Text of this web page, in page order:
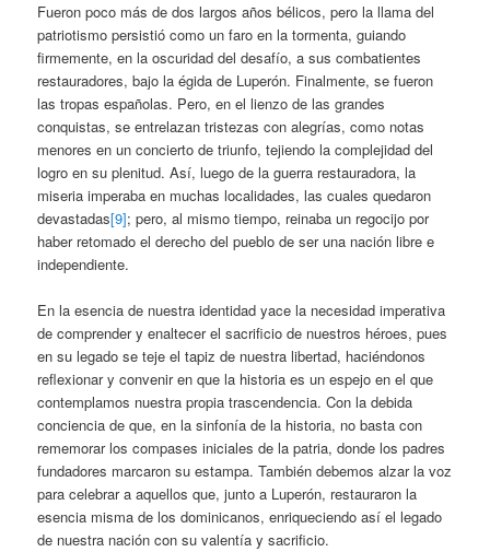
Fueron poco más de dos largos años bélicos, pero la llama del
patriotismo persistió como un faro en la tormenta, guiando
firmemente, en la oscuridad del desafío, a sus combatientes
restauradores, bajo la égida de Luperón. Finalmente, se fueron
las tropas españolas. Pero, en el lienzo de las grandes
conquistas, se entrelazan tristezas con alegrías, como notas
menores en un concierto de triunfo, tejiendo la complejidad del
logro en su plenitud. Así, luego de la guerra restauradora, la
miseria imperaba en muchas localidades, las cuales quedaron
devastadas[9]; pero, al mismo tiempo, reinaba un regocijo por
haber retomado el derecho del pueblo de ser una nación libre e
independiente.
En la esencia de nuestra identidad yace la necesidad imperativa
de comprender y enaltecer el sacrificio de nuestros héroes, pues
en su legado se teje el tapiz de nuestra libertad, haciéndonos
reflexionar y convenir en que la historia es un espejo en el que
contemplamos nuestra propia trascendencia. Con la debida
conciencia de que, en la sinfonía de la historia, no basta con
rememorar los compases iniciales de la patria, donde los padres
fundadores marcaron su estampa. También debemos alzar la voz
para celebrar a aquellos que, junto a Luperón, restauraron la
esencia misma de los dominicanos, enriqueciendo así el legado
de nuestra nación con su valentía y sacrificio.